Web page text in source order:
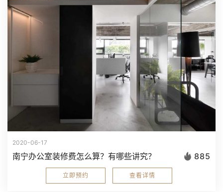
2020-06-17
南宁办公室装修费怎么算？有哪些讲究？ 885
立即预约 查看详情